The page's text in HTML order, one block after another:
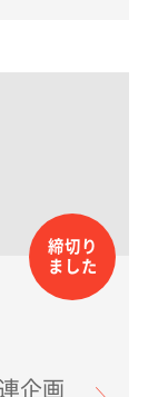
締切り
ました
連企画